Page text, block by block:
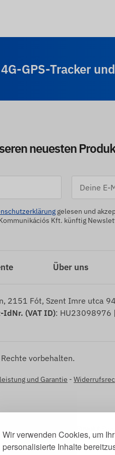
Wir verwenden Cookies, um
personalisierte Inhalte
GPS-Tracker
neuesten
gelesen und
Kft. künftig
Über uns
2151 Fót, Szent Imre utca
IdNr. (VAT ID): HU23098976 |
vorbehalten.
und Garantie -